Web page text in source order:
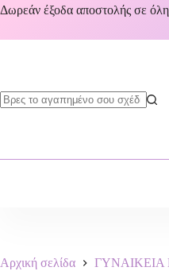
Δωρεάν έξοδα αποστολής σε
Αρχική σελίδα